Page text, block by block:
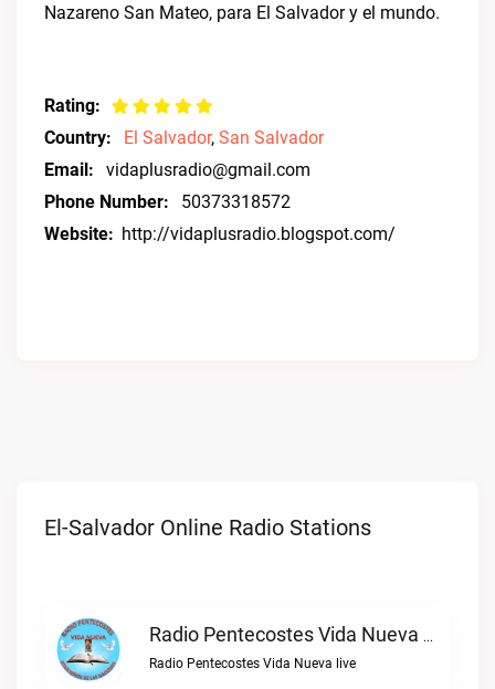
Nazareno San Mateo, para El Salvador y el mundo.
Rating:
Country:
El Salvador, San Salvador
Email:
vidaplusradio@gmail.com
Phone Number:
50373318572
Website: http://vidaplusradio.blogspot.com/
El-Salvador Online Radio Stations
Radio Pentecostes Vida Nueva Live
Radio Pentecostes Vida Nueva live